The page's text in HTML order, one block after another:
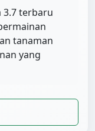
3.7 terbaru
tanaman
yang